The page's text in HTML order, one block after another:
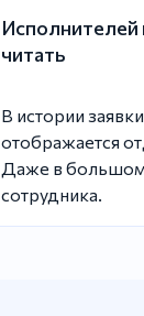
Исполнителей
читать
В истории
отображается
Даже в большом
сотрудника.